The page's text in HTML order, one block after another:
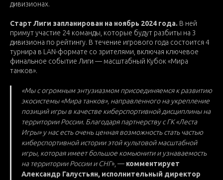
дивизионах.
Старт Лиги запланирован на ноябрь 2024 года. В ней
примут участие 24 команды, которые будут разбиты на 3
дивизиона по рейтингу. В течение игрового года состоится 4
турнира в LAN-формате со зрителями, включая ключевое
финальное событие Лиги — масштабный Кубок «Мира
танков».
«Мы с огромным энтузиазмом присоединяемся к развитию
экосистемы «Мира танков», направленного на укрепление
позиций игры в качестве киберспортивной дисциплины на
территории России. Благодаря партнерству с ГК «Леста
Игры» у нас есть очень ценная возможность стать частью
киберспортивной истории этой культовой масштабной
игры, которая имеет большое комьюнити и узнаваемость
на территории России и СНГ», — комментирует
Александр Галустьян, исполнительный директор